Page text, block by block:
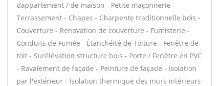
dappartement / de maison - Petite maçonnerie -
Terrassement - Chapes - Charpente traditionnelle bois -
Couverture - Rénovation de couverture - Fumisterie -
Conduits de Fumée - Étanchéité de Toiture - Fenêtre de
toit - Surélévation structure bois - Porte / Fenêtre en PVC
- Ravalement de façade - Peinture de façade - Isolation
par l'extérieur - Isolation thermique des murs intérieurs